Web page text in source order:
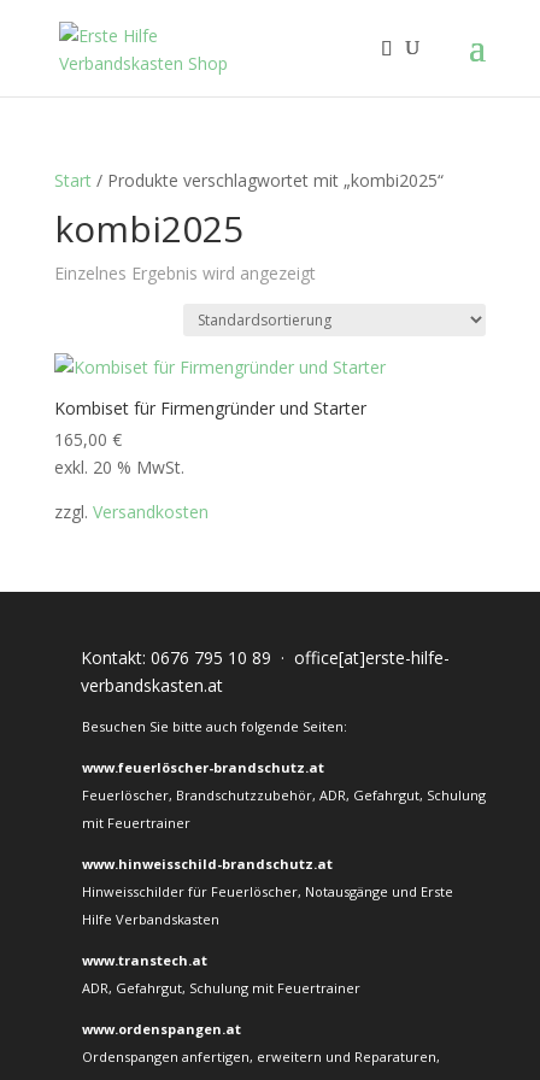
Start/ Produkte verschlagwortet mit „kombi2025“
kombi2025
Einzelnes Ergebnis wird angezeigt
Kombiset für Firmengründer und Starter
165,00 €
exkl. 20 % MwSt.
zzgl. Versandkosten
Kontakt: 0676 795 10 89 · office[at]erste-hilfe-
verbandskasten.at
Besuchen Sie bitte auch folgende Seiten:
www.feuerlöscher-brandschutz.at
Feuerlöscher, Brandschutzzubehör, ADR, Gefahrgut, Schulung
mit Feuertrainer
www.hinweisschild-brandschutz.at
Hinweisschilder für Feuerlöscher, Notausgänge und Erste
Hilfe Verbandskasten
www.transtech.at
ADR, Gefahrgut, Schulung mit Feuertrainer
www.ordenspangen.at
Ordenspangen anfertigen, erweitern und Reparaturen,